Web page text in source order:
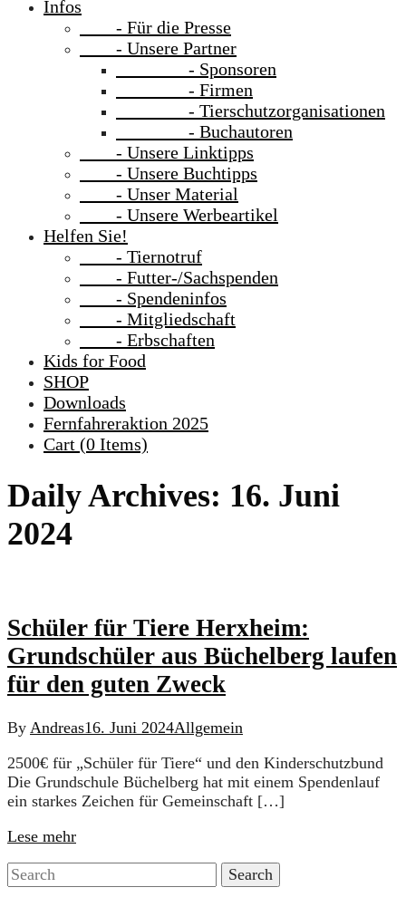
Infos
- Für die Presse
- Unsere Partner
- Sponsoren
- Firmen
- Tierschutzorganisationen
- Buchautoren
- Unsere Linktipps
- Unsere Buchtipps
- Unser Material
- Unsere Werbeartikel
Helfen Sie!
- Tiernotruf
- Futter-/Sachspenden
- Spendeninfos
- Mitgliedschaft
- Erbschaften
Kids for Food
SHOP
Downloads
Fernfahreraktion 2025
Cart (0 Items)
Daily Archives: 16. Juni
2024
Schüler für Tiere Herxheim:
Grundschüler aus Büchelberg laufen
für den guten Zweck
By Andreas16. Juni 2024Allgemein
2500€ für „Schüler für Tiere“ und den Kinderschutzbund
Die Grundschule Büchelberg hat mit einem Spendenlauf
ein starkes Zeichen für Gemeinschaft […]
Lese mehr